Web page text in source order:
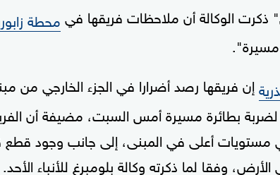
الوكالة أن ملاحظات فريقها في محطة
مسيرة".
إن فريقها رصد أضرارا في الجزء الخارجي من
بطائرة مسيرة أمس السبت، مضيفة أن
أعلى في المبنى، إلى جانب وجود قطع
وفقا لما ذكرته وكالة بلومبرغ للأنباء الأحد.